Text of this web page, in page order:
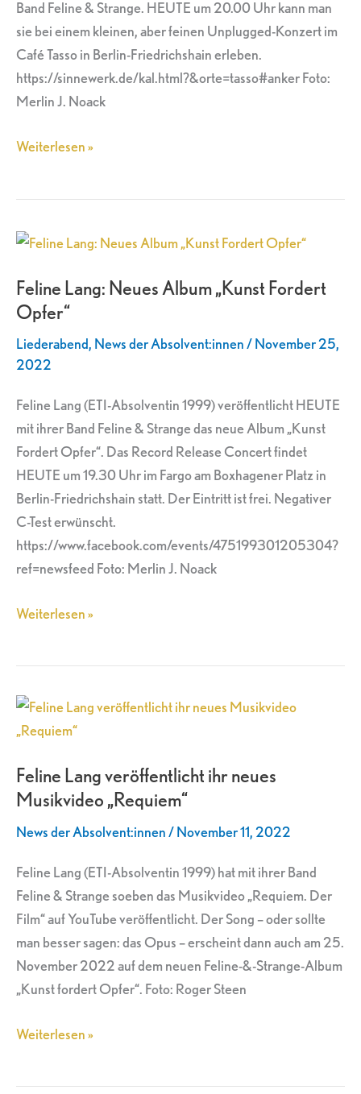
Band Feline & Strange. HEUTE um 20.00 Uhr kann man
sie bei einem kleinen, aber feinen Unplugged-Konzert im
Café Tasso in Berlin-Friedrichshain erleben.
https://sinnewerk.de/kal.html?&orte=tasso#anker Foto:
Merlin J. Noack
Weiterlesen »
Feline Lang: Neues Album „Kunst Fordert
Opfer“
Liederabend, News der Absolvent:innen/November 25,
2022
Feline Lang (ETI-Absolventin 1999) veröffentlicht HEUTE
mit ihrer Band Feline & Strange das neue Album „Kunst
Fordert Opfer“. Das Record Release Concert findet
HEUTE um 19.30 Uhr im Fargo am Boxhagener Platz in
Berlin-Friedrichshain statt. Der Eintritt ist frei. Negativer
C-Test erwünscht.
https://www.facebook.com/events/475199301205304?
ref=newsfeed Foto: Merlin J. Noack
Feline
Neues
Album
Fordert
Weiterlesen »
Feline Lang veröffentlicht ihr neues
Musikvideo „Requiem“
News der Absolvent:innen/November 11, 2022
Feline Lang (ETI-Absolventin 1999) hat mit ihrer Band
Feline & Strange soeben das Musikvideo „Requiem. Der
Film“ auf YouTube veröffentlicht. Der Song – oder sollte
man besser sagen: das Opus – erscheint dann auch am 25.
November 2022 auf dem neuen Feline-&-Strange-Album
„Kunst fordert Opfer“. Foto: Roger Steen
Feline
Lang
ihr
neues
Musikvideo
Weiterlesen »